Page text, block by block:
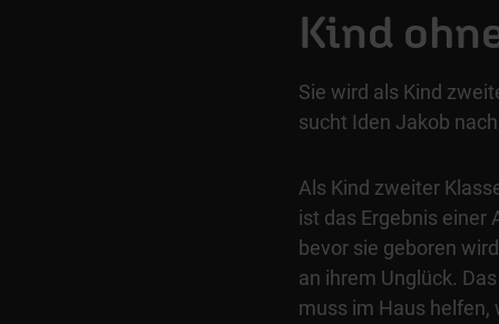
Kind
Sie wird als Kind
sucht Iden Jakob
Als Kind zweiter
ist das Ergebnis einer
bevor sie geboren
an ihrem Unglück.
muss im Haus